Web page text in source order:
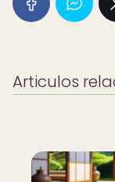
Articulos